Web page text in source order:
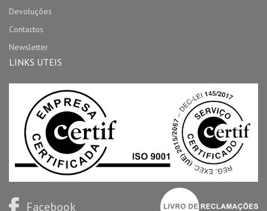
Devoluções
Contactos
Newsletter
LINKS UTEIS
Facebook